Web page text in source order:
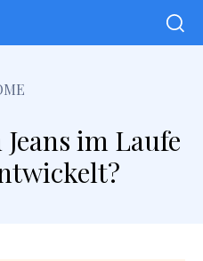
im Laufe